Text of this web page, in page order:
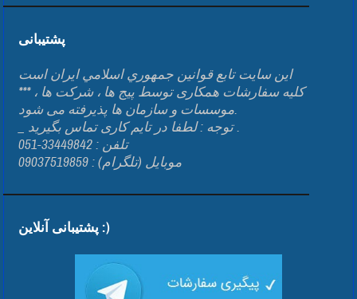
پشتیبانی
اين سايت تابع قوانين جمهوري اسلامي ايران است
*** کلیه سفارشات همکاری توسط پیج ها ، شرکت ها ،
موسسات و سازمان ها پذیرفته می شود.
_ توجه : لطفا در تایم کاری تماس بگیرید .
تلفن : 33449842-051
موبایل (تلگرام) : 09037519859
پشتیبانی آنلاین :)